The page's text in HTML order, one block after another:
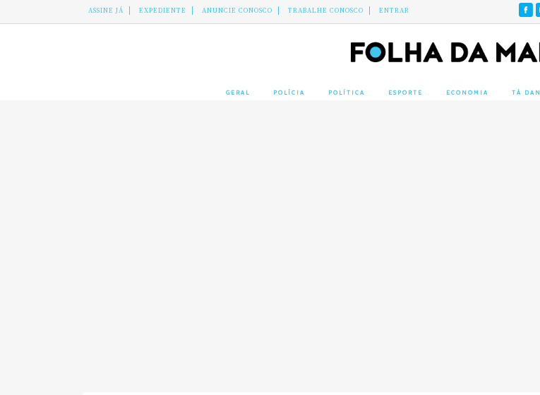
ASSINE JÁ EXPEDIENTE ANUNCIE CONOSCO TRABALHE CONOSCO ENTRAR
GERAL POLÍCIA POLÍTICA ESPORTE ECONOMIA TÁ